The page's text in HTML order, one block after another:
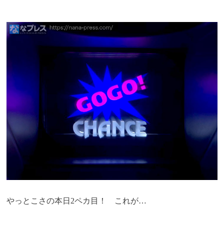
やっとこさの本日2ペカ目！ これが…